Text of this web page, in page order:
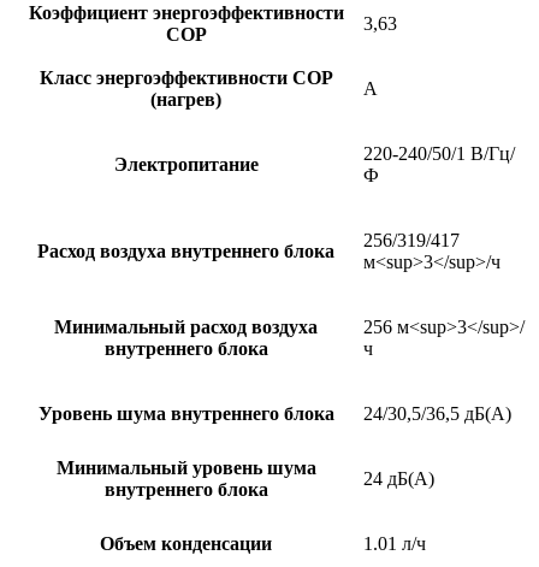
Коэффициент энергоэффективности
COP
3,63
Класс энергоэффективности COP
(нагрев)
A
Электропитание
220-240/50/1 В/Гц/
Ф
Расход воздуха внутреннего блока
256/319/417
м<sup>3</sup>/ч
Минимальный расход воздуха
внутреннего блока
256 м<sup>3</sup>/
ч
Уровень шума внутреннего блока 24/30,5/36,5 дБ(А)
Минимальный уровень шума
внутреннего блока
24 дБ(А)
Объем конденсации 1.01 л/ч